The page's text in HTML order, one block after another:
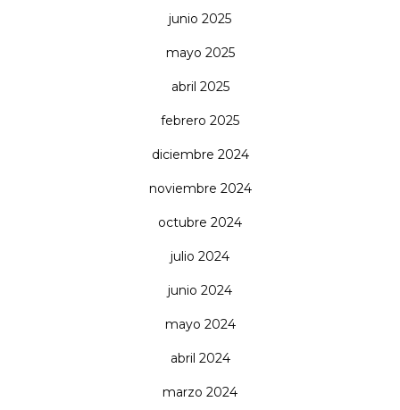
junio 2025
mayo 2025
abril 2025
febrero 2025
diciembre 2024
noviembre 2024
octubre 2024
julio 2024
junio 2024
mayo 2024
abril 2024
marzo 2024